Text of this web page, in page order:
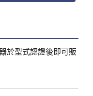
於型式認證後即可販